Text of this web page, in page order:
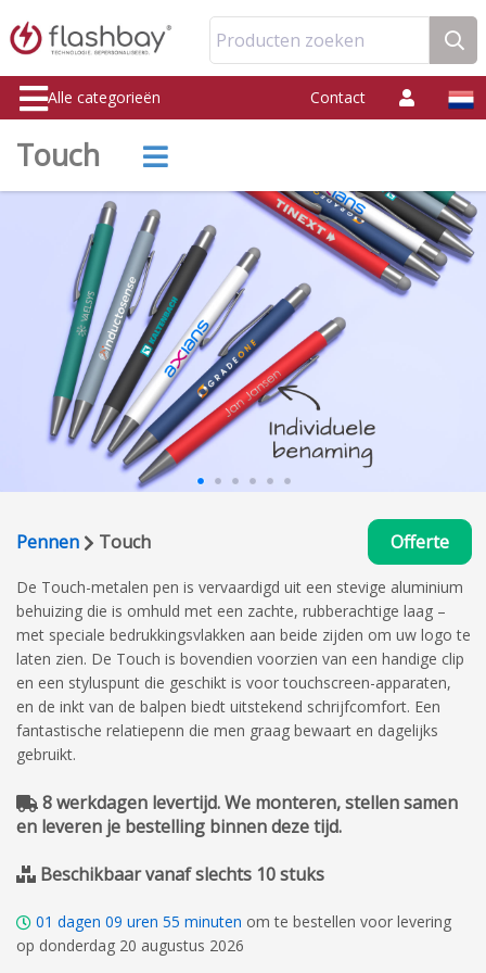
Producten zoeken
Alle categorieën Contact
Touch
Pennen Touch Offerte
De Touch-metalen pen is vervaardigd uit een stevige aluminium
behuizing die is omhuld met een zachte, rubberachtige laag –
met speciale bedrukkingsvlakken aan beide zijden om uw logo te
laten zien. De Touch is bovendien voorzien van een handige clip
en een styluspunt die geschikt is voor touchscreen-apparaten,
en de inkt van de balpen biedt uitstekend schrijfcomfort. Een
fantastische relatiepenn die men graag bewaart en dagelijks
gebruikt.
8 werkdagen levertijd. We monteren, stellen samen
en leveren je bestelling binnen deze tijd.
Beschikbaar vanaf slechts 10 stuks
01 dagen 09 uren 55 minuten om te bestellen voor levering
op donderdag 20 augustus 2026